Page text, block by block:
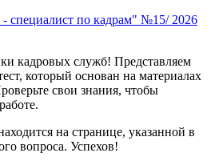
специалист по кадрам" №15/ 2026
кадровых служб! Представляем
который основан на материалах
свои знания, чтобы
на странице, указанной в
вопроса. Успехов!